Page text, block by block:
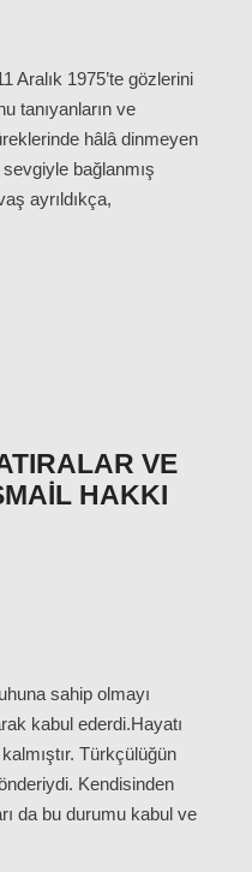
Aralık 1975’te gözlerini
tanıyanların ve
hâlâ dinmeyen
sevgiyle bağlanmış
ayrıldıkça,
VE
HAKKI
sahip olmayı
kabul ederdi.Hayatı
Türkçülüğün
Kendisinden
da bu durumu kabul ve